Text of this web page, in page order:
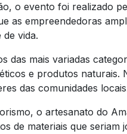
o evento foi realizado
as empreendedoras
de vida.
das mais variadas
e produtos naturais.
das comunidades
o artesanato do
de materiais que seriam